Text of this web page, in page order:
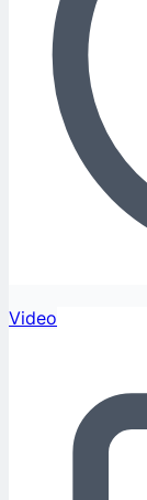
Video